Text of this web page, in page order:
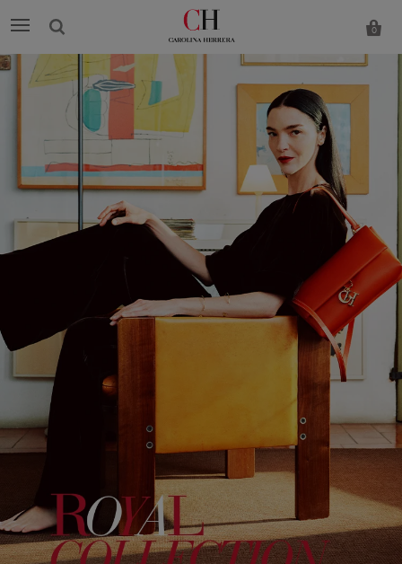
Carolina
Herrera
0